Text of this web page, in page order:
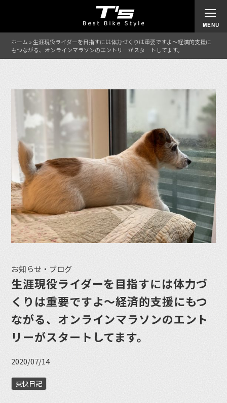
ホーム » 生涯現役ライダーを目指すには体力づくりは重要ですよ〜経済的支援に
もつながる、オンラインマラソンのエントリーがスタートしてます。
お知らせ・ブログ
生涯現役ライダーを目指すには体力づ
くりは重要ですよ〜経済的支援にもつ
ながる、オンラインマラソンのエント
リーがスタートしてます。
2020/07/14
爽快日記